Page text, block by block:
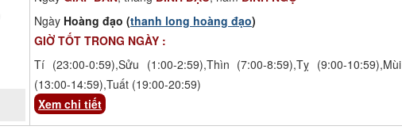
Ngày Hoàng đạo (thanh long hoàng đạo)
GIỜ TỐT TRONG NGÀY :
Tí (23:00-0:59),Sửu (1:00-2:59),Thìn (7:00-8:59),Tỵ (9:00-10:59),Mùi
(13:00-14:59),Tuất (19:00-20:59)
Xem chi tiết